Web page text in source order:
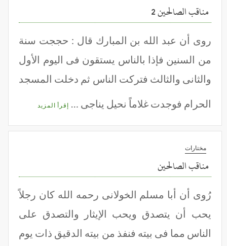
مناقب الصالحين 2
روى أن عبد الله بن المبارك قال : حججت سنة
من السنين فإذا بالناس يستقون فى اليوم الأول
والثانى والثالث فتركت الناس ثم دخلت المسجد
الحرام فوجدت غلاماً نحيل يناجى … إقرأ المزيد
مختارات
مناقب الصالحين
رُوى أن أبا مسلم الخولانى رحمه الله كان رجلاً
يحب أن يتصدق ويحب الإيثار والتصدق على
الناس مما فى بيته فنفذ من بيته الدقيق ذات يوم